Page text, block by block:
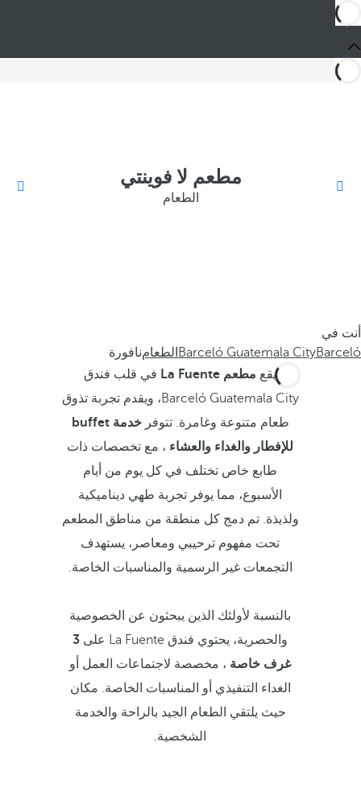
مطعم لا فوينتي
الطعام
أنت في
Barceló
Barceló Guatemala City الطعامنافورة
يقع مطعم La Fuente
في قلب فندق
Barceló Guatemala City، ويقدم تجربة تذوق
طعام متنوعة وغامرة. تتوفرخدمة buffet
للإفطار والغداء والعشاء ، مع تخصصات ذات
طابع خاص تختلف في كل يوم من أيام
الأسبوع، مما يوفر تجربة طهي ديناميكية
ولذيذة. تم دمج كل منطقة من مناطق المطعم
تحت مفهوم ترحيبي ومعاصر، يستهدف
التجمعات غير الرسمية والمناسبات الخاصة.
بالنسبة لأولئك الذين يبحثون عن الخصوصية
والحصرية، يحتوي فندق La Fuente على
3
غرف خاصة ، مخصصة لاجتماعات العمل أو
الغداء التنفيذي أو المناسبات الخاصة. مكان
حيث يلتقي الطعام الجيد بالراحة والخدمة
الشخصية.